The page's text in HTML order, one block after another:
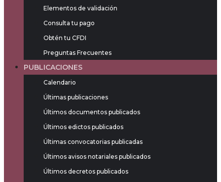
Elementos de validación
Consulta tu pago
Obtén tu CFDI
Preguntas Frecuentes
PUBLICACIONES
Calendario
Últimas publicaciones
Últimos documentos publicados
Últimos edictos publicados
Últimas convocatorias publicadas
Últimos avisos notariales publicados
Últimos decretos publicados